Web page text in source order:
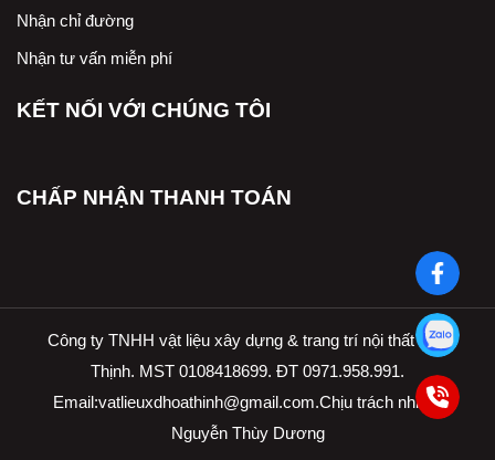
Nhận chỉ đường
Nhận tư vấn miễn phí
KẾT NỐI VỚI CHÚNG TÔI
CHẤP NHẬN THANH TOÁN
Công ty TNHH vật liệu xây dựng & trang trí nội thất Hòa
Thịnh. MST 0108418699. ĐT 0971.958.991.
Email:vatlieuxdhoathinh@gmail.com.Chịu trách nhiệm
Nguyễn Thùy Dương